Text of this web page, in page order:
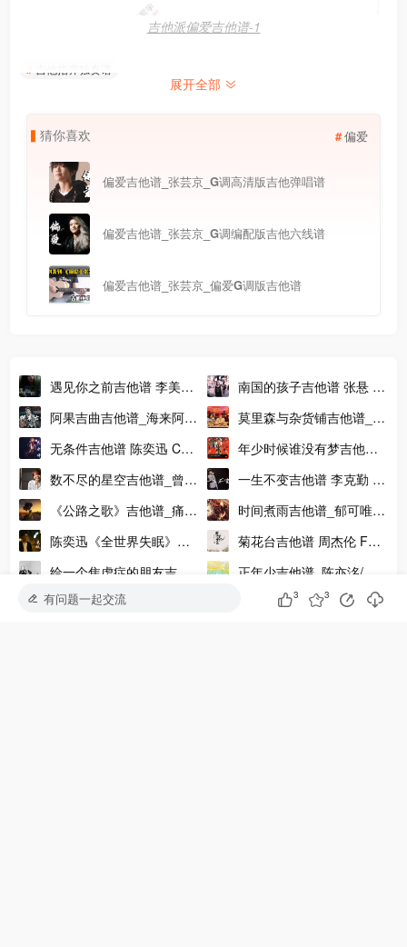
吉他派偏爱吉他谱-1
吉他派偏爱吉他谱-2
展开全部
猜你喜欢 偏爱
偏爱吉他谱_张芸京_G调高清版吉他弹唱谱
偏爱吉他谱_张芸京_G调编配版吉他六线谱
偏爱吉他谱_张芸京_偏爱G调版吉他谱
遇见你之前吉他谱 李美灵
芝 G调伴奏吉他谱
南国的孩子吉他谱 张悬 D
调完整版吉他谱
阿果吉曲吉他谱_海来阿木
_C调指法编配吉他弹唱谱
莫里森与杂货铺吉他谱_马
赛克_G调原调弹唱六线谱
无条件吉他谱 陈奕迅 C调
版弹唱六线谱附吉他教程
年少时候谁没有梦吉他谱
老狼 E调指法吉他弹唱谱
数不尽的星空吉他谱_曾沛
慈_C调指法吉他弹唱谱
一生不变吉他谱 李克勤 A
调原调版弹唱吉他谱
《公路之歌》吉他谱_痛仰
乐队_C调弹唱伴奏六线谱
时间煮雨吉他谱_郁可唯_
时间煮雨C调版弹唱六线谱
陈奕迅《全世界失眠》吉
他谱_吉他弹唱演示视频
菊花台吉他谱 周杰伦 F调
原调弹唱吉他谱
给一个焦虑症的朋友吉他
谱_GTP乐队总谱_电吉他
正年少吉他谱_陈亦洺/马
里奥_G调吉他弹唱六线谱
零几年听的情歌吉他谱 杨
请飞往属于你的山吉他谱_
有问题一起交流 3 3